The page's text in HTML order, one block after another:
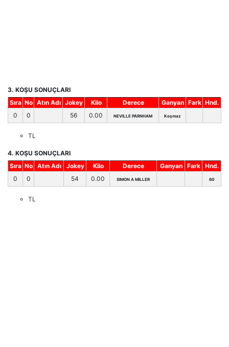
3. KOŞU SONUÇLARI
Sıra No Atın Adı Jokey Kilo Derece Ganyan Fark Hnd.
0
0 56 0.00 NEVILLE PARNHAM Koşmaz
TL
4. KOŞU SONUÇLARI
Sıra No Atın Adı Jokey Kilo Derece Ganyan Fark Hnd.
0
0 54 0.00 SIMON A MILLER 60
TL